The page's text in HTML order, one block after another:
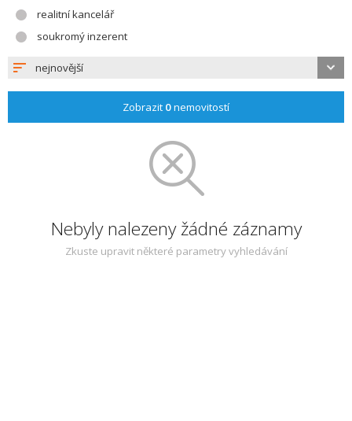
realitní kancelář
soukromý inzerent
nejnovější
Zobrazit 0nemovitostí
Nebyly nalezeny žádné záznamy
Zkuste upravit některé parametry vyhledávání